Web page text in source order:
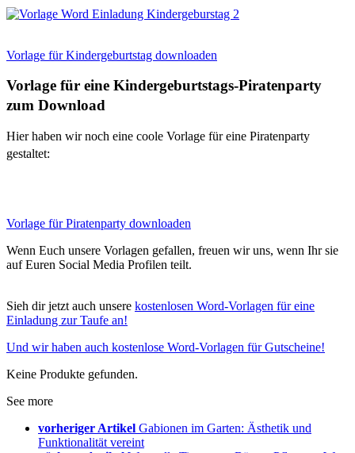
Vorlage für Kindergeburtstag downloaden
Vorlage für eine Kindergeburtstags-Piratenparty
zum Download
Hier haben wir noch eine coole Vorlage für eine Piratenparty
gestaltet:
Vorlage für Piratenparty downloaden
Wenn Euch unsere Vorlagen gefallen, freuen wir uns, wenn Ihr sie
auf Euren Social Media Profilen teilt.
Sieh dir jetzt auch unsere kostenlosen Word-Vorlagen für eine
Einladung zur Taufe an!
Und wir haben auch kostenlose Word-Vorlagen für Gutscheine!
Keine Produkte gefunden.
See more
vorheriger Artikel Gabionen im Garten: Ästhetik und
Funktionalität vereint